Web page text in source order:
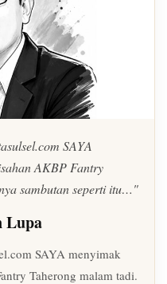
SAYA
AKBP Fantry
sambutan seperti itu…"
Lupa
SAYA menyimak
Taherong malam tadi.